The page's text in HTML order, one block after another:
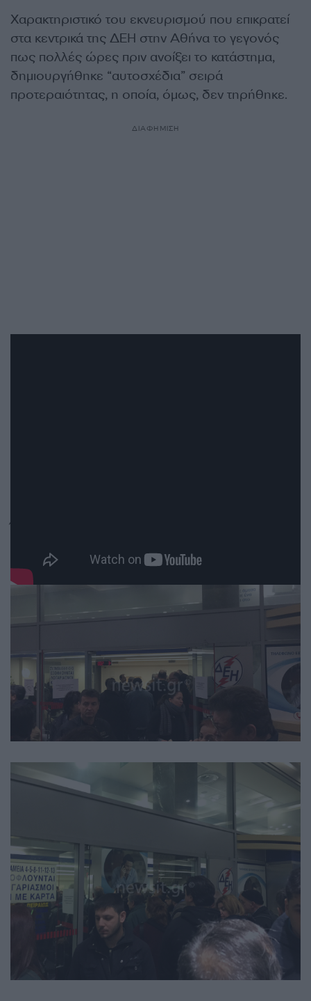
Χαρακτηριστικό του εκνευρισμού που επικρατεί
στα κεντρικά της ΔΕΗ στην Αθήνα το γεγονός
πως πολλές ώρες πριν ανοίξει το κατάστημα,
δημιουργήθηκε “αυτοσχέδια” σειρά
προτεραιότητας, η οποία, όμως, δεν τηρήθηκε.
ΔΙΑΦΗΜΙΣΗ